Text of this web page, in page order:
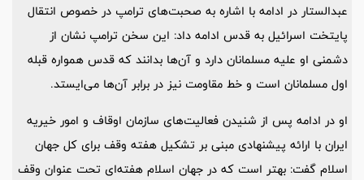
عبدالستار در ادامه با اشاره به صحبت‌های ترامپ در خصوص انتقال
پایتخت اسرائیل به قدس ادامه داد: این سخن ترامپ نشان از
دشمنی او علیه مسلمانان دارد و آن‌ها بدانند که قدس همواره قبله
اول مسلمانان است و خط مقاومت نیز در برابر آن‌ها می‌ایستد.
او در ادامه پس از شنیدن فعالیت‌های سازمان اوقاف و امور خیریه
ایران با ارائه پیشنهادی مبنی بر تشکیل هفته وقف برای کل جهان
اسلام گفت: بهتر است که در جهان اسلام هفته‌ای تحت عنوان وقف